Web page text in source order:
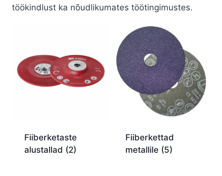
töökindlust ka nõudlikumates töötingimustes.
Fiiberketaste
alustallad (2)
Fiiberkettad
metallile (5)